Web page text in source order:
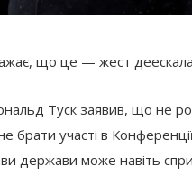
що це — жест
Туск заявив, що не
брати участі в
держави може навіть